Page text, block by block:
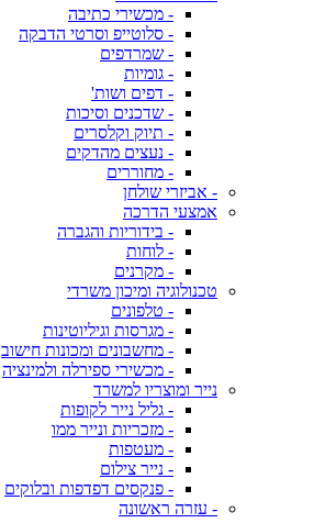
- מכשירי כתיבה
- סלוטייפ וסרטי הדבקה
- שמרדפים
- גומיות
- דפים ושות'
- שדכנים וסיכות
- תיוק וקלסרים
- נעצים מהדקים
- מחוררים
- אביזרי שולחן
אמצעי הדרכה
- בידוריות והגברה
- לוחות
- מקרנים
טכנולוגיה ומיכון משרדי
- טלפונים
- מגרסות וגיליוטינות
- מחשבונים ומכונות חישוב
- מכשירי ספירלה ולמינציה
נייר ומוצריו למשרד
- גליל נייר לקופות
- מזכריות ונייר ממו
- מעטפות
- נייר צילום
- פנקסים דפדפות ובלוקים
- עזרה ראשונה